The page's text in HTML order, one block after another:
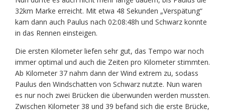
32km Marke erreicht. Mit etwa 48 Sekunden „Verspätung“
kam dann auch Paulus nach 02:08:48h und Schwarz konnte
in das Rennen einsteigen.
Die ersten Kilometer liefen sehr gut, das Tempo war noch
immer optimal und auch die Zeiten pro Kilometer stimmten.
Ab Kilometer 37 nahm dann der Wind extrem zu, sodass
Paulus den Windschatten von Schwarz nutzte. Nun waren
es nur noch zwei Brücken die überwunden werden mussten.
Zwischen Kilometer 38 und 39 befand sich die erste Brücke,